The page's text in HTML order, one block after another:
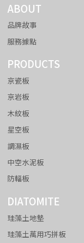
ABOUT
品牌故事
服務據點
PRODUCTS
京瓷板
京岩板
木紋板
星空板
調濕板
中空水泥板
防輻板
DIATOMITE
珪藻土地墊
珪藻土萬用巧拼板